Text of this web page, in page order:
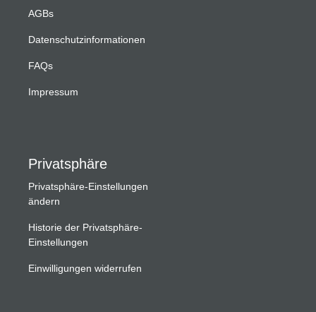
AGBs
Datenschutzinformationen
FAQs
Impressum
Privatsphäre
Privatsphäre-Einstellungen
ändern
Historie der Privatsphäre-
Einstellungen
Einwilligungen widerrufen